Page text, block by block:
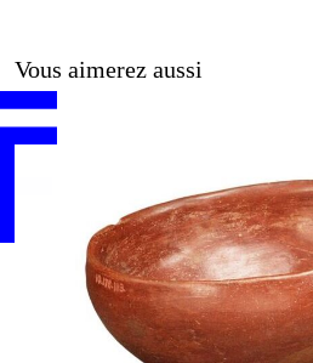
Vous aimerez aussi